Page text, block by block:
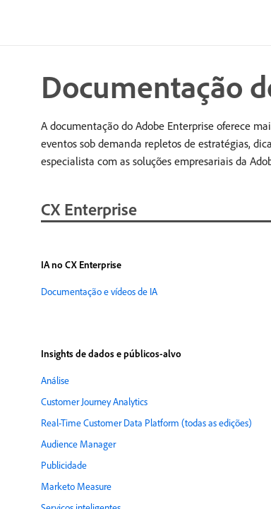
Documentação
A documentação do Adobe Enterprise oferece
eventos sob demanda repletos de estratégias,
especialista com as soluções empresariais da
CX Enterprise
IA no CX Enterprise
Documentação e vídeos de IA
Insights de dados e públicos-alvo
Análise
Customer Journey Analytics
Real-Time Customer Data Platform (todas as edições)
Audience Manager
Publicidade
Marketo Measure